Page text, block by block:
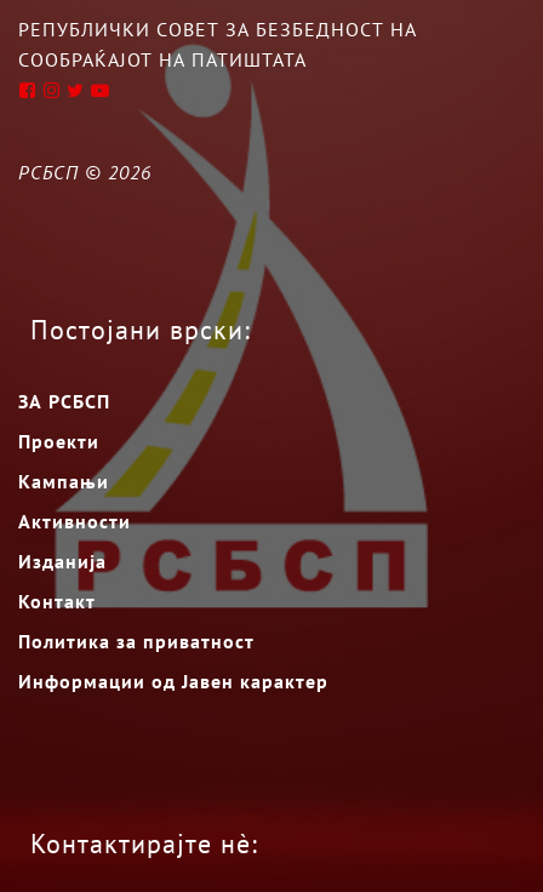
РЕПУБЛИЧКИ СОВЕТ ЗА БЕЗБЕДНОСТ НА
СООБРАЌАЈОТ НА ПАТИШТАТА
РСБСП © 2026
Постојани врски:
ЗА РСБСП
Проекти
Кампањи
Активности
Изданија
Контакт
Политика за приватност
Информации од Јавен карактер
Контактирајте нè: